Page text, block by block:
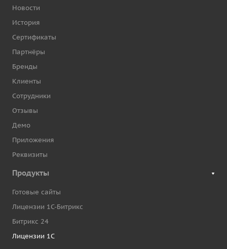
Новости
История
Сертификаты
Партнёры
Бренды
Клиенты
Сотрудники
Отзывы
Демо
Приложения
Реквизиты
Продукты
Готовые сайты
Лицензии 1С-Битрикс
Битрикс 24
Лицензии 1С